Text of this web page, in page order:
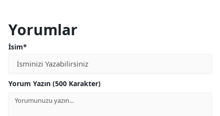
Yorumlar
İsim*
Yorum Yazın (500 Karakter)